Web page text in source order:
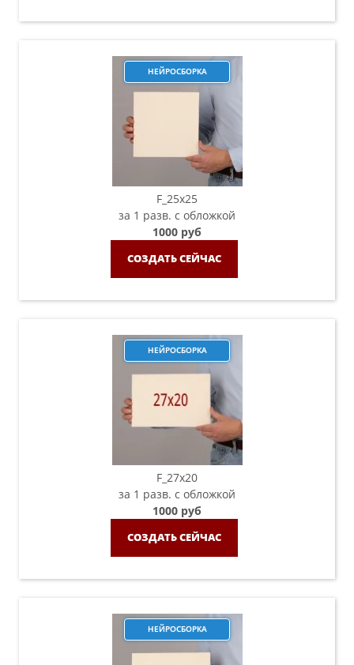
НЕЙРОСБОРКА
F_25х25
за 1 разв. с обложкой
1000 руб
СОЗДАТЬ СЕЙЧАС
НЕЙРОСБОРКА
F_27x20
за 1 разв. с обложкой
1000 руб
СОЗДАТЬ СЕЙЧАС
НЕЙРОСБОРКА